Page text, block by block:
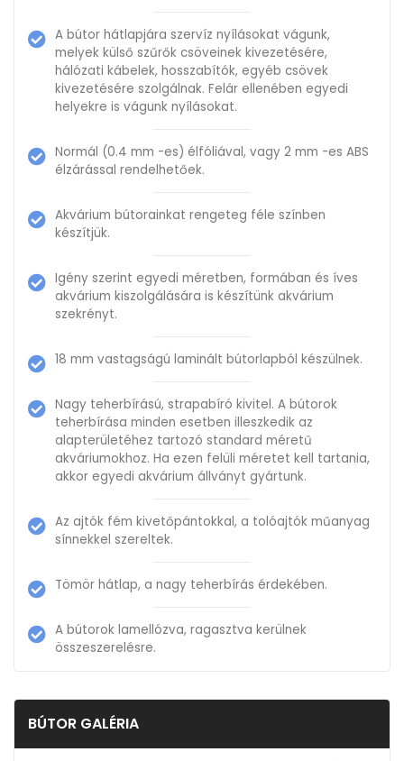
A bútor hátlapjára szervíz nyílásokat vágunk,
melyek külső szűrők csöveinek kivezetésére,
hálózati kábelek, hosszabítók, egyéb csövek
kivezetésére szolgálnak. Felár ellenében egyedi
helyekre is vágunk nyílásokat.
Normál (0.4 mm -es) élfóliával, vagy 2 mm -es ABS
élzárással rendelhetőek.
Akvárium bútorainkat rengeteg féle színben
készítjük.
Igény szerint egyedi méretben, formában és íves
akvárium kiszolgálására is készítünk akvárium
szekrényt.
18 mm vastagságú laminált bútorlapból készülnek.
Nagy teherbírású, strapabíró kivitel. A bútorok
teherbírása minden esetben illeszkedik az
alapterületéhez tartozó standard méretű
akváriumokhoz. Ha ezen felüli méretet kell tartania,
akkor egyedi akvárium állványt gyártunk.
Az ajtók fém kivetőpántokkal, a tolóajtók műanyag
sínnekkel szereltek.
Tömör hátlap, a nagy teherbírás érdekében.
A bútorok lamellózva, ragasztva kerülnek
összeszerelésre.
BÚTOR GALÉRIA